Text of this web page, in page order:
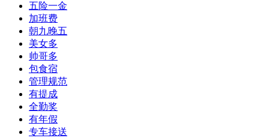
五险一金
加班费
朝九晚五
美女多
帅哥多
包食宿
管理规范
有提成
全勤奖
有年假
专车接送